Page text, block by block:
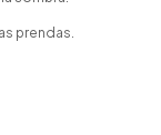
prendas.